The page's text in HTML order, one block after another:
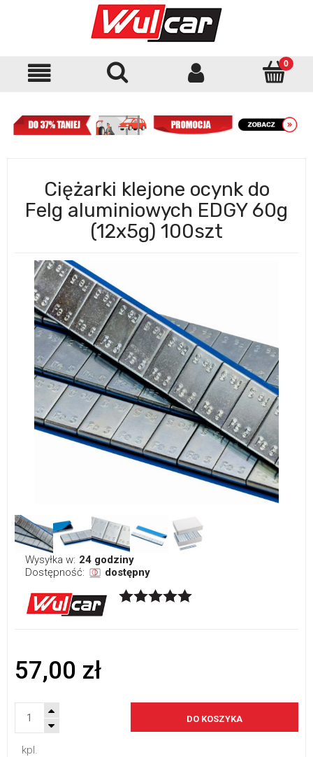
Ciężarki klejone ocynk do
Felg aluminiowych EDGY 60g
(12x5g) 100szt
Wysyłka w: 24 godziny
Dostępność:
dostępny
57,00 zł
kpl.
DO KOSZYKA